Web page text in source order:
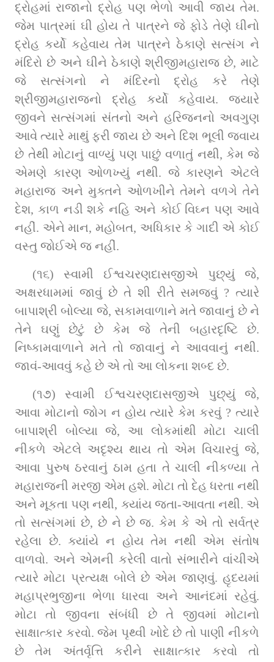
દ્રોહમાં રાજાનો દ્રોહ પણ ભેળો આવી જાય તેમ.
જેમ પાત્રમાં ઘી હોય તે પાત્રને જે ફોડે તેણે ઘીનો
દ્રોહ કર્યો કહેવાય તેમ પાત્રને ઠેકાણે સત્‍સંગ ને
મંદિરો છે અને ઘીને ઠેકાણે શ્રીજીમહારાજ છે, માટે
જે સત્સંગનો ને મંદિરનો દ્રોહ કરે તેણે
શ્રીજીમહારાજનો દ્રોહ કર્યો કહેવાય. જ્યારે
જીવને સત્સંગમાં સંતનો અને હરિજનનો અવગુણ
આવે ત્યારે માથું ફરી જાય છે અને દિશ ભૂલી જવાય
છે તેથી મોટાનું વાળ્યું પણ પાછું વળાતું નથી, કેમ જે
એમણે કારણ ઓળખ્યું નથી. જે કારણને એટલે
મહારાજ અને મુક્તને ઓળખીને તેમને વળગે તેને
દેશ, કાળ નડી શકે નહિ અને કોઈ વિઘ્ન પણ આવે
નહીં. એને માન, મહોબત, અધિકાર કે ગાદી એ કોઈ
વસ્તુ જોઈએ જ નહીં.
(૧૬) સ્વામી ઈશ્વચરણદાસજીએ પુછ્યું જે,
અક્ષરધામમાં જાવું છે તે શી રીતે સમજવું ? ત્યારે
બાપાશ્રી બોલ્યા જે, સકામવાળાને મતે જાવાનું છે ને
તેને ઘણું છેટું છે કેમ જે તેની બહારદૃષ્ટિ છે.
નિષ્કામવાળાને મતે તો જાવાનું ને આવવાનું નથી.
જાવં-આવવું કહે છે એ તો આ લોકના શબ્દ છે.
(૧૭) સ્વામી ઈશ્વચરણદાસજીએ પુછ્યું જે,
આવા મોટાનો જોગ ન હોય ત્યારે કેમ કરવું ? ત્યારે
બાપાશ્રી બોલ્યા જે, આ લોકમાંથી મોટા ચાલી
નીકળે એટલે અદૃશ્ય થાય તો એમ વિચારવું જે,
આવા પુરુષ ઠરવાનું ઠામ હતા તે ચાલી નીકળ્યા તે
મહારાજની મરજી એમ હશે. મોટા તો દેહ ધરતા નથી
અને મૂકતા પણ નથી, ક્યાંય જતા-આવતા નથી. એ
તો સત્સંગમાં છે, છે ને છે જ. કેમ કે એ તો સર્વત્ર
રહેલા છે. ક્યાંયે ન હોય તેમ નથી એમ સંતોષ
વાળવો. અને એમની કરેલી વાતો સંભારીને વાંચીએ
ત્યારે મોટા પ્રત્યક્ષ બોલે છે એમ જાણવું. હૃદયમાં
મહાપ્રભુજીના ભેળા ધારવા અને આનંદમાં રહેવું.
મોટા તો જીવના સંબંધી છે તે જીવમાં મોટાનો
સાક્ષાત્કાર કરવો. જેમ પૃથ્વી ખોદે છે તો પાણી નીકળે
છે તેમ અંતર્વૃત્તિ કરીને સાક્ષાત્કાર કરવો તો